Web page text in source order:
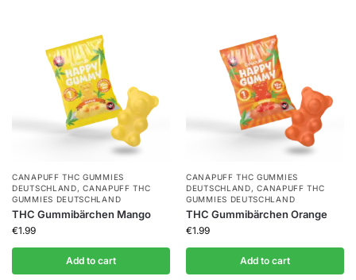
CANAPUFF THC GUMMIES​
DEUTSCHLAND,CANAPUFF THC
GUMMIES​ DEUTSCHLAND
THC Gummibärchen Mango
€1.99
Add to cart
CANAPUFF THC GUMMIES​
DEUTSCHLAND,CANAPUFF THC
GUMMIES​ DEUTSCHLAND
THC Gummibärchen Orange
€1.99
Add to cart